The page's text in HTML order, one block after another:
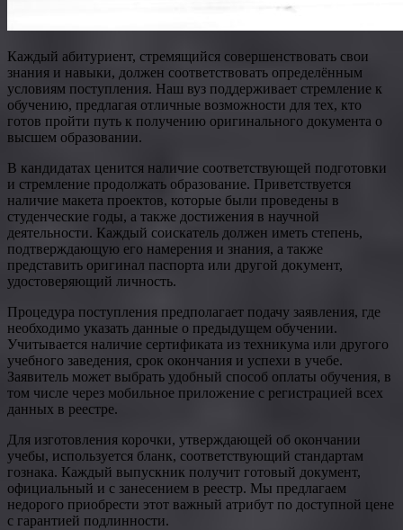
Каждый абитуриент, стремящийся совершенствовать свои
знания и навыки, должен соответствовать определённым
условиям поступления. Наш вуз поддерживает стремление к
обучению, предлагая отличные возможности для тех, кто
готов пройти путь к получению оригинального документа о
высшем образовании.
В кандидатах ценится наличие соответствующей подготовки
и стремление продолжать образование. Приветствуется
наличие макета проектов, которые были проведены в
студенческие годы, а также достижения в научной
деятельности. Каждый соискатель должен иметь степень,
подтверждающую его намерения и знания, а также
представить оригинал паспорта или другой документ,
удостоверяющий личность.
Процедура поступления предполагает подачу заявления, где
необходимо указать данные о предыдущем обучении.
Учитывается наличие сертификата из техникума или другого
учебного заведения, срок окончания и успехи в учебе.
Заявитель может выбрать удобный способ оплаты обучения, в
том числе через мобильное приложение с регистрацией всех
данных в реестре.
Для изготовления корочки, утверждающей об окончании
учебы, используется бланк, соответствующий стандартам
гознака. Каждый выпускник получит готовый документ,
официальный и с занесением в реестр. Мы предлагаем
недорого приобрести этот важный атрибут по доступной цене
с гарантией подлинности.